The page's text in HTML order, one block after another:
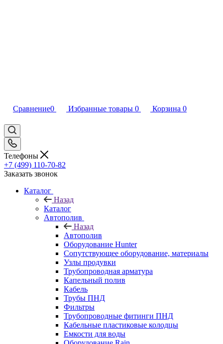
Сравнение0 Избранные товары 0 Корзина 0
Телефоны
+7 (499) 110-70-82
Заказать звонок
Каталог
Назад
Каталог
Автополив
Назад
Автополив
Оборудование Hunter
Сопутствующее оборудование, материалы
Узлы продувки
Трубопроводная арматура
Капельный полив
Кабель
Трубы ПНД
Фильтры
Трубопроводные фитинги ПНД
Кабельные пластиковые колодцы
Емкости для воды